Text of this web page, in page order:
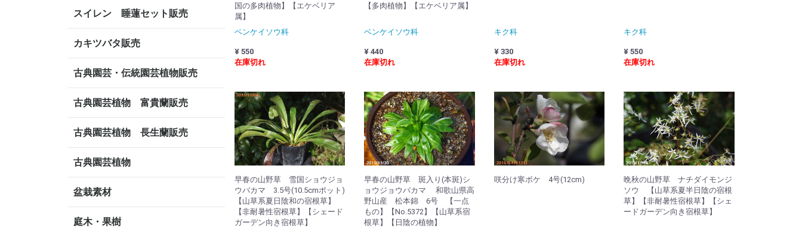
スイレン 睡蓮セット販売
カキツバタ販売
古典園芸・伝統園芸植物販売
古典園芸植物 富貴蘭販売
古典園芸植物 長生蘭販売
古典園芸植物
盆栽素材
庭木・果樹
国の多肉植物】【エケベリア
属】
ベンケイソウ科
¥ 550
在庫切れ
【多肉植物】【エケベリア属】
ベンケイソウ科
¥ 440
在庫切れ
キク科
¥ 330
在庫切れ
キク科
¥ 550
在庫切れ
早春の山野草 雪国ショウジョ
ウバカマ 3.5号(10.5cmポット)
【山草系夏日陰和の宿根草】
【非耐暑性宿根草】【シェード
ガーデン向き宿根草】
早春の山野草 斑入り(本斑)シ
ョウジョウバカマ 和歌山県高
野山産 松本錦 6号 【一点
もの】【No.5372】【山草系宿
根草】【日陰の植物】
咲分け寒ボケ 4号(12cm)
晩秋の山野草 ナチダイモンジ
ソウ 【山草系夏半日陰の宿根
草】【非耐暑性宿根草】【シェ
ードガーデン向き宿根草】